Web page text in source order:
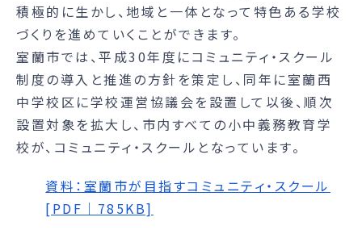
積極的に生かし、地域と一体となって特色ある学校
づくりを進めていくことができます。
室蘭市では、平成30年度にコミュニティ・スクール
制度の導入と推進の方針を策定し、同年に室蘭西
中学校区に学校運営協議会を設置して以後、順次
設置対象を拡大し、市内すべての小中義務教育学
校が、コミュニティ・スクールとなっています。
資料：室蘭市が目指すコミュニティ・スクール
[PDF｜785KB]